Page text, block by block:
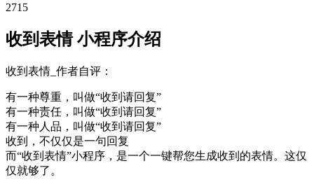
2715
收到表情 小程序介绍
收到表情_作者自评：
有一种尊重，叫做“收到请回复”
有一种责任，叫做“收到请回复”
有一种人品，叫做“收到请回复”
收到，不仅仅是一句回复
而“收到表情”小程序，是一个一键帮您生成收到的表情。这仅
仅就够了。